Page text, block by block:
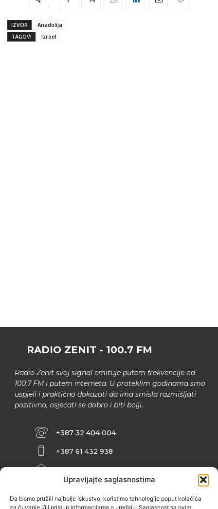
Upravljajte saglasnostima
Da bismo pružili najbolje iskustvo, koristimo tehnologije poput kolačića
za čuvanje i/ili pristup informacijama o uređaju. Saglasnost sa ovim
IZVOR
Anadolija
TAGOVI
Izrael
RADIO ZENIT - 100.7 FM
Radio Zenit svoj signal emituje putem frekvencije od
100.7 FM i putem interneta. U proteklim godinama smo
uspjeli i praktično dokazati da ima smisla razmišljati
pozitivno, osjećati se dobro i biti bolji.
+387 32 404 004
+387 61 432 938
INFO@ZENIT.BA
ZENIČANKA, 3. SPRAT), 72000 ZENICA